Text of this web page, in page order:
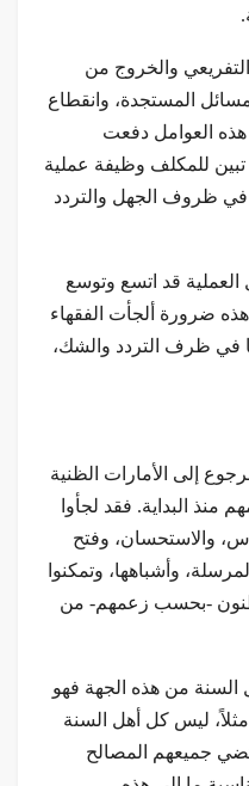
والخروج من
المستجدة، وانقطاع
هذه العوامل دفعت
تبين للمكلف وظيفة عملية
ظروف الجهل والتردد
قد اتسع وتوسع
ضرورة ألجأت الفقهاء
في ظرف التردد والشك،
إلى الأمارات الظنية
منذ البداية. فقد لجأوا
والاستحسان، وفتح
وأشباهها، وتمكنوا
-بحسب زعمهم- من
السنة من هذه الجهة فهو
ليس كل أهل السنة
جميعهم المصالح